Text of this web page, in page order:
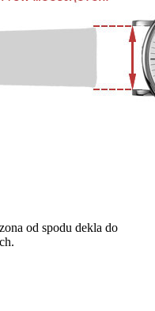
od spodu dekla do